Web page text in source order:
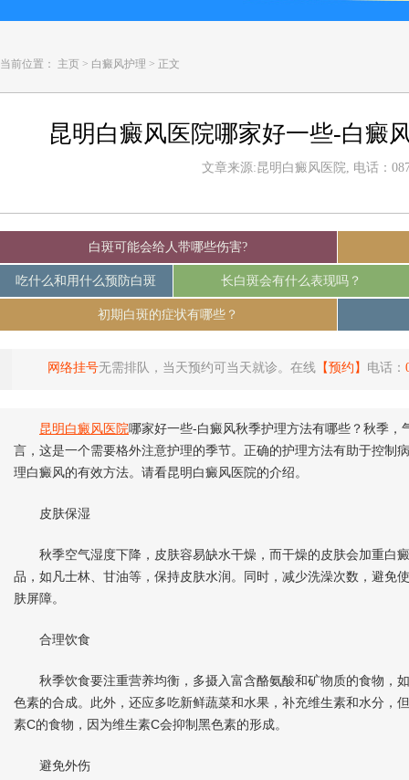
当前位置： 主页 > 白癜风护理 > 正文
昆明白癜风医院哪家好一些-白癜
文章来源:昆明白癜风医院, 电话：
白斑可能会给人带哪些伤害?
吃什么和用什么预防白斑 长白斑会有什么表现吗？
初期白斑的症状有哪些？
网络挂号无需排队，当天预约可当天就诊。在线 【预约】 电话：
昆明白癜风医院哪家好一些-白癜风秋季护理方法有哪些？秋季
言，这是一个需要格外注意护理的季节。正确的护理方法有助于控制
理白癜风的有效方法。请看昆明白癜风医院的介绍。
皮肤保湿
秋季空气湿度下降，皮肤容易缺水干燥，而干燥的皮肤会加重白
品，如凡士林、甘油等，保持皮肤水润。同时，减少洗澡次数，避免
肤屏障。
合理饮食
秋季饮食要注重营养均衡，多摄入富含酪氨酸和矿物质的食物，
色素的合成。此外，还应多吃新鲜蔬菜和水果，补充维生素和水分，
素C的食物，因为维生素C会抑制黑色素的形成。
避免外伤